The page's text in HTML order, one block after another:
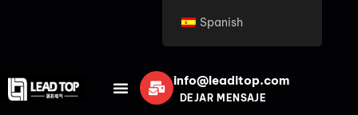
info@leaditop.com
DEJAR MENSAJE
Spanish